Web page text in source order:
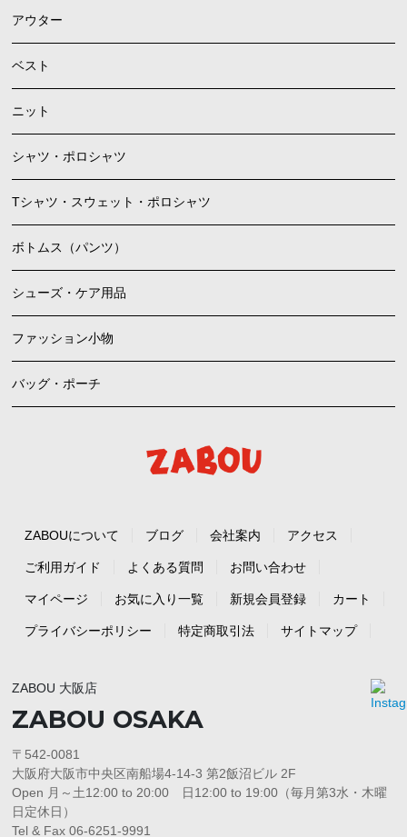
アウター
ベスト
ニット
シャツ・ポロシャツ
Tシャツ・スウェット・ポロシャツ
ボトムス（パンツ）
シューズ・ケア用品
ファッション小物
バッグ・ポーチ
ZABOUについて ブログ 会社案内 アクセス
ご利用ガイド よくある質問 お問い合わせ
マイページ お気に入り一覧 新規会員登録 カート
プライバシーポリシー 特定商取引法 サイトマップ
ZABOU 大阪店
ZABOU OSAKA
〒542-0081
大阪府大阪市中央区南船場4-14-3 第2飯沼ビル 2F
Open 月～土12:00 to 20:00 日12:00 to 19:00（毎月第3水・木曜
日定休日）
Tel & Fax 06-6251-9991